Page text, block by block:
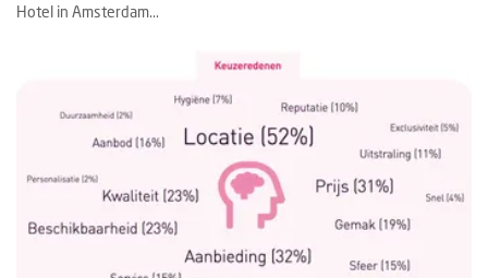
Hotel in Amsterdam...